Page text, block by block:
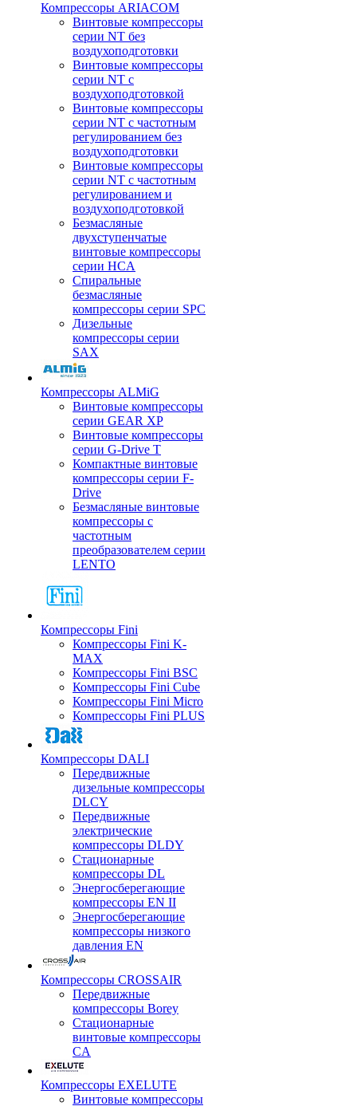
Компрессоры ARIACOM
Винтовые компрессоры
серии NT без
воздухоподготовки
Винтовые компрессоры
серии NT c
воздухоподготовкой
Винтовые компрессоры
серии NT с частотным
регулированием без
воздухоподготовки
Винтовые компрессоры
серии NT с частотным
регулированием и
воздухоподготовкой
Безмасляные
двухступенчатые
винтовые компрессоры
серии HCA
Спиральные
безмасляные
компрессоры серии SPC
Дизельные
компрессоры серии
SAX
Компрессоры ALMiG
Винтовые компрессоры
серии GEAR XP
Винтовые компрессоры
серии G-Drive T
Компактные винтовые
компрессоры серии F-
Drive
Безмасляные винтовые
компрессоры с
частотным
преобразователем серии
LENTO
Компрессоры Fini
Компрессоры Fini K-
MAX
Компрессоры Fini BSC
Компрессоры Fini Cube
Компрессоры Fini Micro
Компрессоры Fini PLUS
Компрессоры DALI
Передвижные
дизельные компрессоры
DLCY
Передвижные
электрические
компрессоры DLDY
Стационарные
компрессоры DL
Энергосберегающие
компрессоры EN II
Энергосберегающие
компрессоры низкого
давления EN
Компрессоры CROSSAIR
Передвижные
компрессоры Borey
Стационарные
винтовые компрессоры
CA
Компрессоры EXELUTE
Винтовые компрессоры